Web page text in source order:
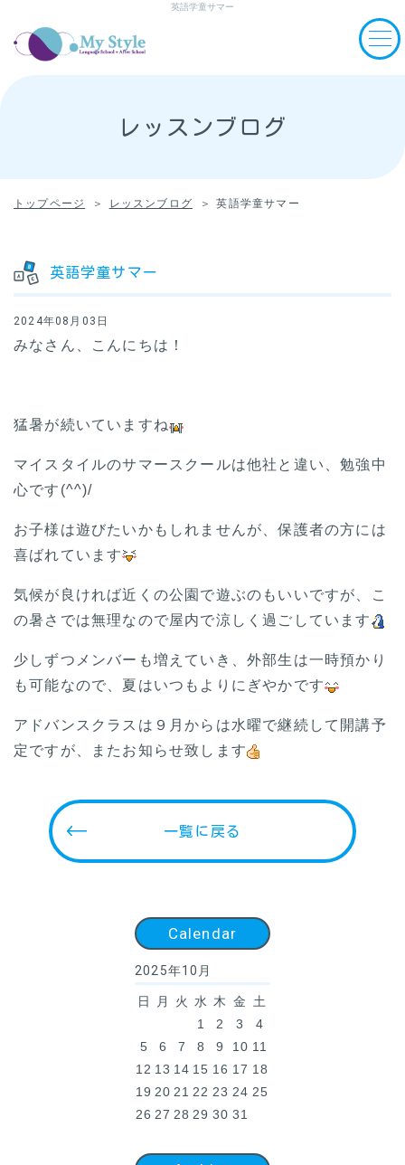
英語学童サマー
レッスンブログ
トップページ レッスンブログ 英語学童サマー
英語学童サマー
2024年08月03日
みなさん、こんにちは！
猛暑が続いていますね
マイスタイルのサマースクールは他社と違い、勉強中
心です(^^)/
お子様は遊びたいかもしれませんが、保護者の方には
喜ばれています
気候が良ければ近くの公園で遊ぶのもいいですが、こ
の暑さでは無理なので屋内で涼しく過ごしています
少しずつメンバーも増えていき、外部生は一時預かり
も可能なので、夏はいつもよりにぎやかです
アドバンスクラスは９月からは水曜で継続して開講予
定ですが、またお知らせ致します
一覧に戻る
Calendar
2025年10月
日 月 火 水 木 金
土
1
2 3
4
5
6 7 8 9 10 11
12 13 14 15 16 17 18
19 20 21 22 23 24 25
26 27 28 29 30 31